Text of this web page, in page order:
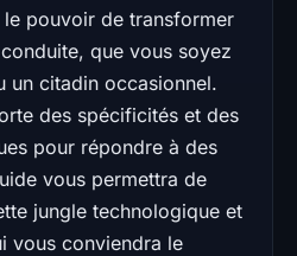
pouvoir de transformer
que vous soyez
un citadin occasionnel.
des spécificités et des
pour répondre à des
vous permettra de
jungle technologique et
vous conviendra le